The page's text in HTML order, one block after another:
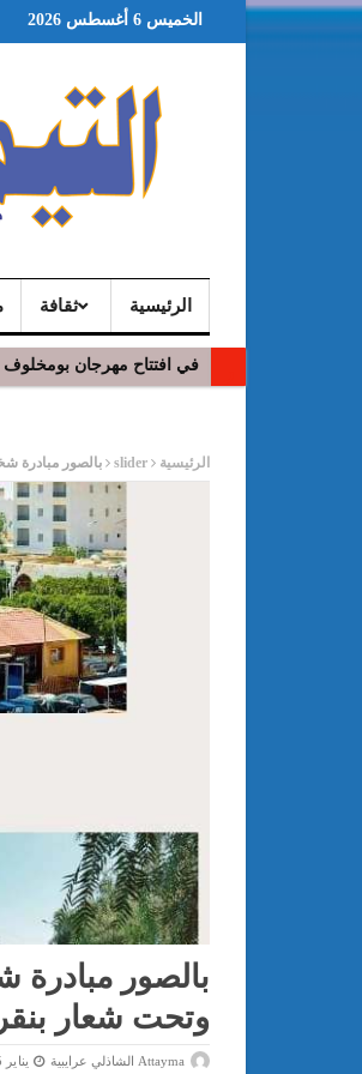
الخميس 6 أغسطس 2026
الرئيسية ثقافة
في افتتاح مهرجان بومخلوف
الرئيسية slider بالصور مبادرة
بالصور مبادرة
وتحت شعار
Attayma الشاذلي عرايبية يناير 15, 2024